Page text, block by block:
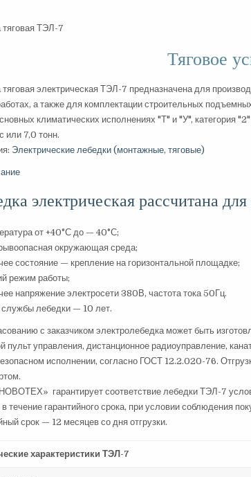
тяговая ТЭЛ-7
Тяговое
тяговая электрическая ТЭЛ-7 предназначена для
а также для комплектации строительных
климатических исполнениях "Т" и "У", категория
или 7,0 тонн.
Электрические лебедки (монтажные, тяговые)
электрическая рассчитана
от +40°С до — 40°С;
окружающая среда;
состояние — крепление на горизонтальной площадке;
режим работы;
напряжение электросети 380В, частота тока 50Гц.
службы лебедки — 10 лет.
с заказчиком электролебедка может быть
пульт управления, дистанционное радиоуправление,
исполнении, согласно ГОСТ 12.2.020-76.
гарантирует соответствие лебедки ТЭЛ-7
течение гарантийного срока, при условии соблюдения
срок — 12 месяцев со дня отгрузки.
характеристики ТЭЛ-7